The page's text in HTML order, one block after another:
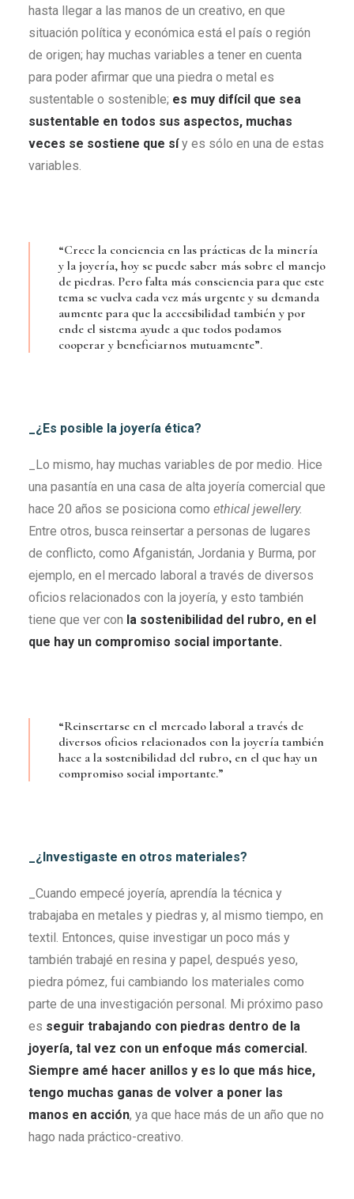
hasta llegar a las manos de un creativo, en que
situación política y económica está el país o región
de origen; hay muchas variables a tener en cuenta
para poder afirmar que una piedra o metal es
sustentable o sostenible; es muy difícil que sea
sustentable en todos sus aspectos, muchas
veces se sostiene que síy es sólo en una de estas
variables.
“Crece la conciencia en las prácticas de la minería
y la joyería, hoy se puede saber más sobre el manejo
de piedras. Pero falta más consciencia para que este
tema se vuelva cada vez más urgente y su demanda
aumente para que la accesibilidad también y por
ende el sistema ayude a que todos podamos
cooperar y beneficiarnos mutuamente”.
_¿Es posible la joyería ética?
_Lo mismo, hay muchas variables de por medio. Hice
una pasantía en una casa de alta joyería comercial que
hace 20 años se posiciona como ethical jewellery.
Entre otros, busca reinsertar a personas de lugares
de conflicto, como Afganistán, Jordania y Burma, por
ejemplo, en el mercado laboral a través de diversos
oficios relacionados con la joyería, y esto también
tiene que ver con la sostenibilidad del rubro, en el
que hay un compromiso social importante.
“Reinsertarse en el mercado laboral a través de
diversos oficios relacionados con la joyería también
hace a la sostenibilidad del rubro, en el que hay un
compromiso social importante.”
_¿Investigaste en otros materiales?
_Cuando empecé joyería, aprendía la técnica y
trabajaba en metales y piedras y, al mismo tiempo, en
textil. Entonces, quise investigar un poco más y
también trabajé en resina y papel, después yeso,
piedra pómez, fui cambiando los materiales como
parte de una investigación personal. Mi próximo paso
es seguir trabajando con piedras dentro de la
joyería, tal vez con un enfoque más comercial.
Siempre amé hacer anillos y es lo que más hice,
tengo muchas ganas de volver a poner las
manos en acción, ya que hace más de un año que no
hago nada práctico-creativo.